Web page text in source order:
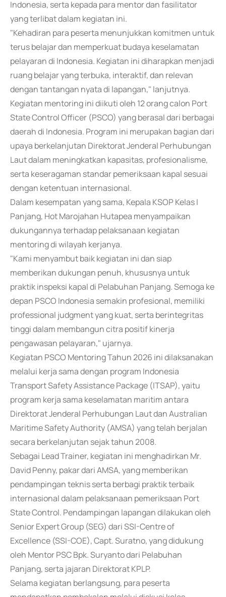
Indonesia, serta kepada para mentor dan fasilitator
yang terlibat dalam kegiatan ini.
"Kehadiran para peserta menunjukkan komitmen untuk
terus belajar dan memperkuat budaya keselamatan
pelayaran di Indonesia. Kegiatan ini diharapkan menjadi
ruang belajar yang terbuka, interaktif, dan relevan
dengan tantangan nyata di lapangan," lanjutnya.
Kegiatan mentoring ini diikuti oleh 12 orang calon Port
State Control Officer (PSCO) yang berasal dari berbagai
daerah di Indonesia. Program ini merupakan bagian dari
upaya berkelanjutan Direktorat Jenderal Perhubungan
Laut dalam meningkatkan kapasitas, profesionalisme,
serta keseragaman standar pemeriksaan kapal sesuai
dengan ketentuan internasional.
Dalam kesempatan yang sama, Kepala KSOP Kelas I
Panjang, Hot Marojahan Hutapea menyampaikan
dukungannya terhadap pelaksanaan kegiatan
mentoring di wilayah kerjanya.
"Kami menyambut baik kegiatan ini dan siap
memberikan dukungan penuh, khususnya untuk
praktik inspeksi kapal di Pelabuhan Panjang. Semoga ke
depan PSCO Indonesia semakin profesional, memiliki
professional judgment yang kuat, serta berintegritas
tinggi dalam membangun citra positif kinerja
pengawasan pelayaran," ujarnya.
Kegiatan PSCO Mentoring Tahun 2026 ini dilaksanakan
melalui kerja sama dengan program Indonesia
Transport Safety Assistance Package (ITSAP), yaitu
program kerja sama keselamatan maritim antara
Direktorat Jenderal Perhubungan Laut dan Australian
Maritime Safety Authority (AMSA) yang telah berjalan
secara berkelanjutan sejak tahun 2008.
Sebagai Lead Trainer, kegiatan ini menghadirkan Mr.
David Penny, pakar dari AMSA, yang memberikan
pendampingan teknis serta berbagi praktik terbaik
internasional dalam pelaksanaan pemeriksaan Port
State Control. Pendampingan lapangan dilakukan oleh
Senior Expert Group (SEG) dari SSI-Centre of
Excellence (SSI-COE), Capt. Suratno, yang didukung
oleh Mentor PSC Bpk. Suryanto dari Pelabuhan
Panjang, serta jajaran Direktorat KPLP.
Selama kegiatan berlangsung, para peserta